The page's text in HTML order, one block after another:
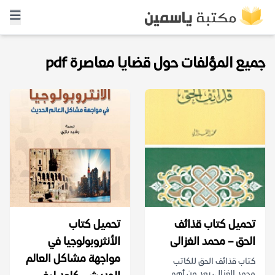
جميع المؤلفات حول قضايا معاصرة pdf
تحميل كتاب قذائف
الحق – محمد الغزالى
كتاب قذائف الحق للكاتب
تحميل كتاب
الأنثروبولوجيا في
مواجهة مشاكل العالم